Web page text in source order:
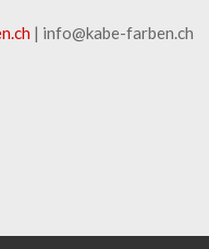
| info@kabe-farben.ch